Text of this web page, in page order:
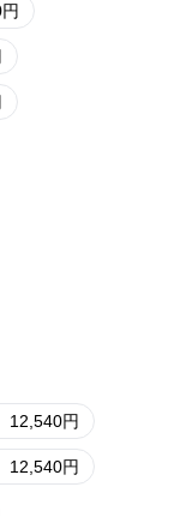
円
12,540円
12,540円